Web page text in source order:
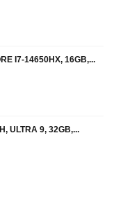
I7-14650HX, 16GB,...
ULTRA 9, 32GB,...